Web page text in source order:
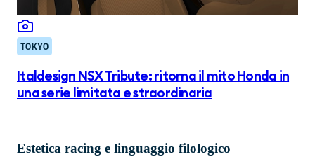
TOKYO
Italdesign NSX Tribute: ritorna il mito Honda in
una serie limitata e straordinaria
Estetica racing e linguaggio filologico